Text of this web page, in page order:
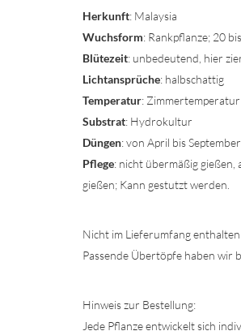
Herkunft: Malaysia
Wuchsform: Rankpflanze; 20
Blütezeit: unbedeutend, hier
Lichtansprüche: halbschattig
Temperatur:
Substrat: Hydrokultur
Düngen: von April bis
Pflege: nicht übermäßig
gießen; Kann gestutzt werden.
Nicht im Lieferumfang
Passende Übertöpfe haben wir
Hinweis zur Bestellung:
Jede Pflanze entwickelt sich